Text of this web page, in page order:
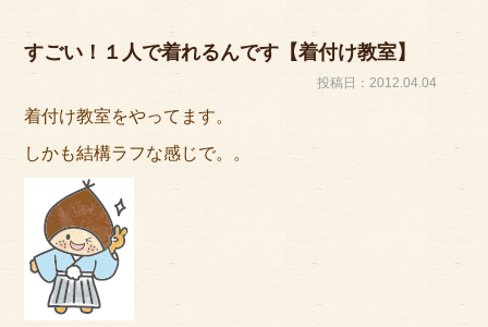
着付け/教室
アクセス
サイズのはかり方
よくある質問
ブログ
すごい！１人で着れるんです【着付け教室】
投稿日：2012.04.04
着付け教室をやってます。
しかも結構ラフな感じで。。